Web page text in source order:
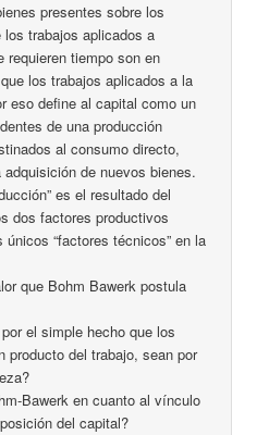
presentes sobre los
trabajos aplicados a
requieren tiempo son en
los trabajos aplicados a la
eso define al capital como un
de una producción
al consumo directo,
de nuevos bienes.
es el resultado del
dos factores productivos
“factores técnicos” en la
que Bohm Bawerk postula
el simple hecho que los
producto del trabajo, sean por
Bawerk en cuanto al vínculo
del capital?